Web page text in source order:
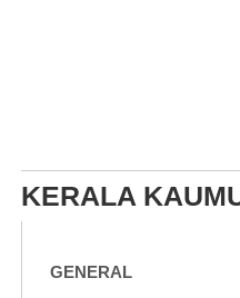
KERALA
GENERAL